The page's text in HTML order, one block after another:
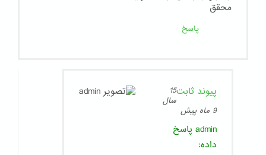
محقق
پاسخ
پیوند ثابت15
سال
9 ماه پیش
admin پاسخ
داده: